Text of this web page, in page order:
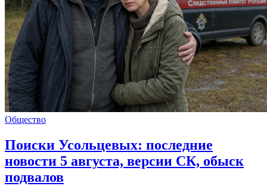
Общество
Поиски Усольцевых: последние
новости 5 августа, версии СК, обыск
подвалов